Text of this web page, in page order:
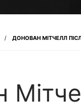
ДОНОВАН МІТЧЕЛЛ